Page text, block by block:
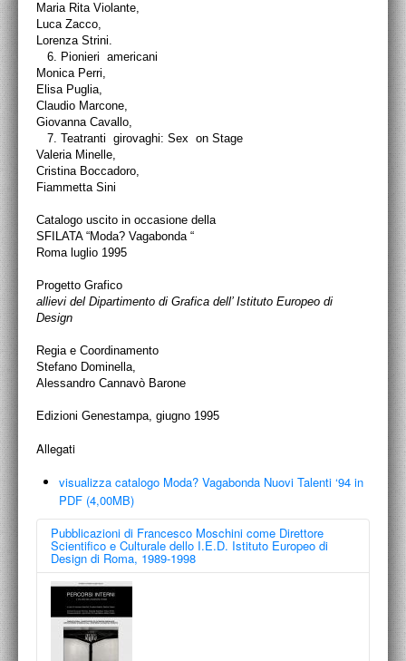
Maria Rita Violante,
Luca Zacco,
Lorenza Strini.
6. Pionieri americani
Monica Perri,
Elisa Puglia,
Claudio Marcone,
Giovanna Cavallo,
7. Teatranti girovaghi: Sex on Stage
Valeria Minelle,
Cristina Boccadoro,
Fiammetta Sini
Catalogo uscito in occasione della
SFILATA “Moda? Vagabonda “
Roma luglio 1995
Progetto Grafico
allievi del Dipartimento di Grafica dell’ Istituto Europeo di
Design
Regia e Coordinamento
Stefano Dominella,
Alessandro Cannavò Barone
Edizioni Genestampa, giugno 1995
Allegati
visualizza catalogo Moda? Vagabonda Nuovi Talenti ‘94 in
PDF (4,00MB)
Pubblicazioni di Francesco Moschini come Direttore
Scientifico e Culturale dello I.E.D. Istituto Europeo di
Design di Roma, 1989-1998